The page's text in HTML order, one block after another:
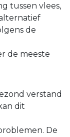
tussen vlees,
de
de meeste
verstand
dit
De